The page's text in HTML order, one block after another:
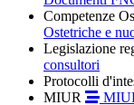
Competenze
Ostetriche e
Legislazione
consultori
Protocolli
MIUR